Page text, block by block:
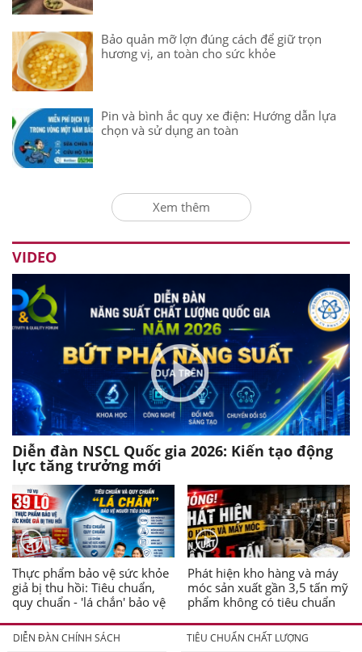
Bảo quản mỡ lợn đúng cách để giữ trọn
hương vị, an toàn cho sức khỏe
Pin và bình ắc quy xe điện: Hướng dẫn lựa
chọn và sử dụng an toàn
Xem thêm
VIDEO
Diễn đàn NSCL Quốc gia 2026: Kiến tạo động
lực tăng trưởng mới
Thực phẩm bảo vệ sức khỏe
giả bị thu hồi: Tiêu chuẩn,
quy chuẩn - 'lá chắn' bảo vệ
Phát hiện kho hàng và máy
móc sản xuất gần 3,5 tấn mỹ
phẩm không có tiêu chuẩn
DIỄN ĐÀN CHÍNH SÁCH TIÊU CHUẨN CHẤT LƯỢNG